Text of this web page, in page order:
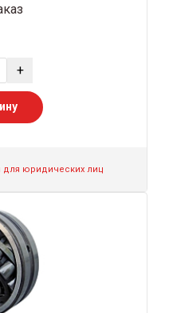
+
для юридических лиц